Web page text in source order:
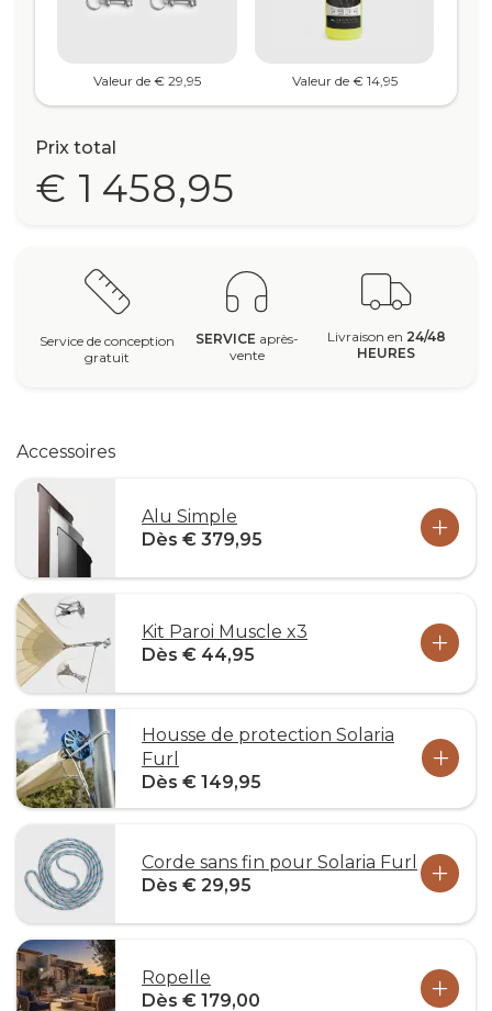
Valeur de € 29,95 Valeur de € 14,95
Prix total
€ 1 458,95
Service de conception
gratuit
SERVICE après-
vente
Livraison en 24/48
HEURES
Accessoires
Alu Simple
Dès € 379,95
Kit Paroi Muscle x3
Dès € 44,95
Housse de protection Solaria
Furl
Dès € 149,95
Corde sans fin pour Solaria Furl
Dès € 29,95
Ropelle
Dès € 179,00